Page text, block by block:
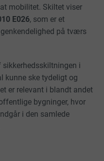
mobilitet. Skiltet viser
E026, som er et
på tværs
sikkerhedsskiltningen i
kunne ske tydeligt og
er relevant i blandt andet
bygninger, hvor
i den samlede